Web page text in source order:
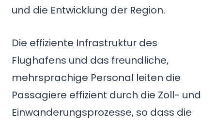
und die Entwicklung der Region.
Die effiziente Infrastruktur des
Flughafens und das freundliche,
mehrsprachige Personal leiten die
Passagiere effizient durch die Zoll- und
Einwanderungsprozesse, so dass die